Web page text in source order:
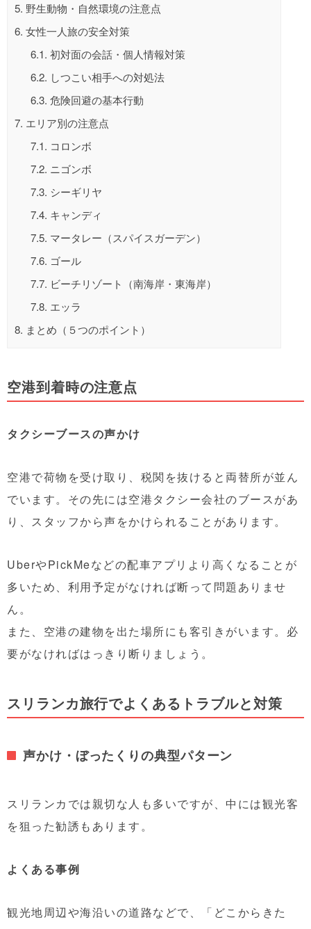
5. 野生動物・自然環境の注意点
6. 女性一人旅の安全対策
6.1. 初対面の会話・個人情報対策
6.2. しつこい相手への対処法
6.3. 危険回避の基本行動
7. エリア別の注意点
7.1. コロンボ
7.2. ニゴンボ
7.3. シーギリヤ
7.4. キャンディ
7.5. マータレー（スパイスガーデン）
7.6. ゴール
7.7. ビーチリゾート（南海岸・東海岸）
7.8. エッラ
8. まとめ（５つのポイント）
空港到着時の注意点
タクシーブースの声かけ
空港で荷物を受け取り、税関を抜けると両替所が並ん
でいます。その先には空港タクシー会社のブースがあ
り、スタッフから声をかけられることがあります。
UberやPickMeなどの配車アプリより高くなることが
多いため、利用予定がなければ断って問題ありませ
ん。
また、空港の建物を出た場所にも客引きがいます。必
要がなければはっきり断りましょう。
スリランカ旅行でよくあるトラブルと対策
声かけ・ぼったくりの典型パターン
スリランカでは親切な人も多いですが、中には観光客
を狙った勧誘もあります。
よくある事例
観光地周辺や海沿いの道路などで、「どこからきた